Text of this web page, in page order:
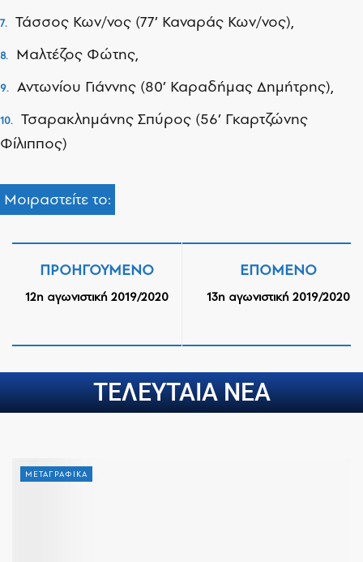
Τάσσος Κων/νος (77’ Καναράς Κων/νος),
Μαλτέζος Φώτης,
Αντωνίου Γιάννης (80’ Καραδήμας Δημήτρης),
Τσαρακλημάνης Σπύρος (56’ Γκαρτζώνης
Φίλιππος)
Μοιραστείτε το:
ΠΡΟΗΓΟΎΜΕΝΟ
12η αγωνιστική 2019/2020
ΕΠΌΜΕΝΟ
13η αγωνιστική 2019/2020
ΤΕΛΕΥΤΑΙΑ ΝΕΑ
ΜΕΤΑΓΡΑΦΙΚΑ